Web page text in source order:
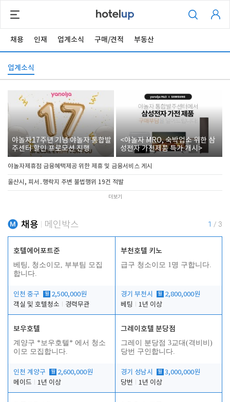
채용 인재 업계소식 구매/견적 부동산
업계소식
야놀자17주년 기념 야놀자 통합발
주센터 할인 프로모션 진행
<야놀자 MRO, 숙박업소 위한 삼
성전자 가전제품 특가 개시>
야놀자제휴점 금융혜택제공 위한 제휴 및 금융서비스 게시
울산시, 피서․행락지 주변 불법행위 19건 적발
더보기
채용 메인박스 1 / 3
호텔에어포트준
베팅, 청소이모, 부부팀 모집
합니다.
인천 중구 월 2,500,000원
객실 및 호텔청소
경력무관
부천호텔 키노
급구 청소이모 1명 구합니다.
경기 부천시 월 2,800,000원
베팅
1년 이상
보우호텔
계양구 *보우호텔* 에서 청소
이모 모집합니다.
인천 계양구 월 2,600,000원
메이드
1년 이상
그레이호텔 분당점
그레이 분당점 3교대(격비비)
당번 구인합니다.
경기 성남시 월 3,000,000원
당번
1년 이상